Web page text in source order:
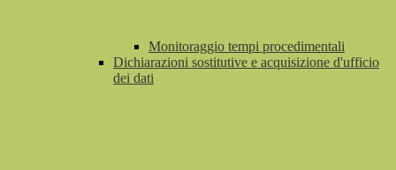
Monitoraggio tempi procedimentali
Dichiarazioni sostitutive e acquisizione d'ufficio
dei dati